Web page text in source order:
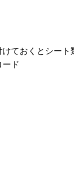
ておくとシート
ード